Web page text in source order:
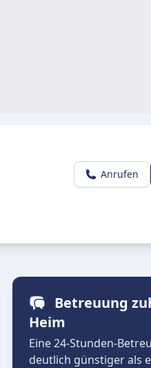
Anrufen
Betreuung
Heim
Eine 24-Stunden-
deutlich günstiger als